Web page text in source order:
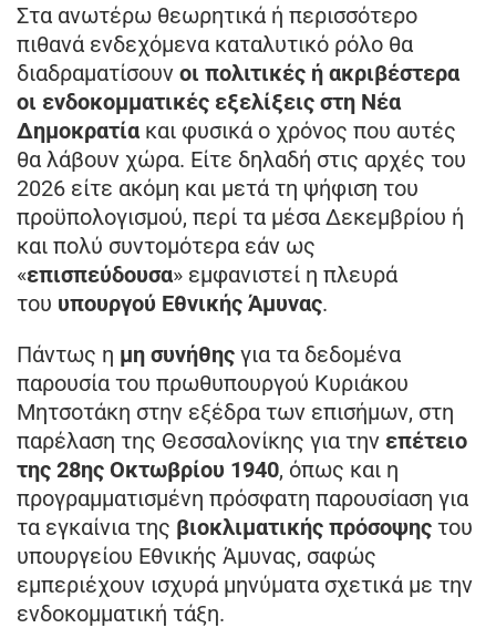
Στα ανωτέρω θεωρητικά ή περισσότερο
πιθανά ενδεχόμενα καταλυτικό ρόλο θα
διαδραματίσουν οι πολιτικές ή ακριβέστερα
οι ενδοκομματικές εξελίξεις στη Νέα
Δημοκρατία και φυσικά ο χρόνος που αυτές
θα λάβουν χώρα. Είτε δηλαδή στις αρχές του
2026 είτε ακόμη και μετά τη ψήφιση του
προϋπολογισμού, περί τα μέσα Δεκεμβρίου ή
και πολύ συντομότερα εάν ως
«επισπεύδουσα» εμφανιστεί η πλευρά
του υπουργού Εθνικής Άμυνας.
Πάντως η μη συνήθης για τα δεδομένα
παρουσία του πρωθυπουργού Κυριάκου
Μητσοτάκη στην εξέδρα των επισήμων, στη
παρέλαση της Θεσσαλονίκης για την επέτειο
της 28ης Οκτωβρίου 1940, όπως και η
προγραμματισμένη πρόσφατη παρουσίαση για
τα εγκαίνια της βιοκλιματικής πρόσοψης του
υπουργείου Εθνικής Άμυνας, σαφώς
εμπεριέχουν ισχυρά μηνύματα σχετικά με την
ενδοκομματική τάξη.